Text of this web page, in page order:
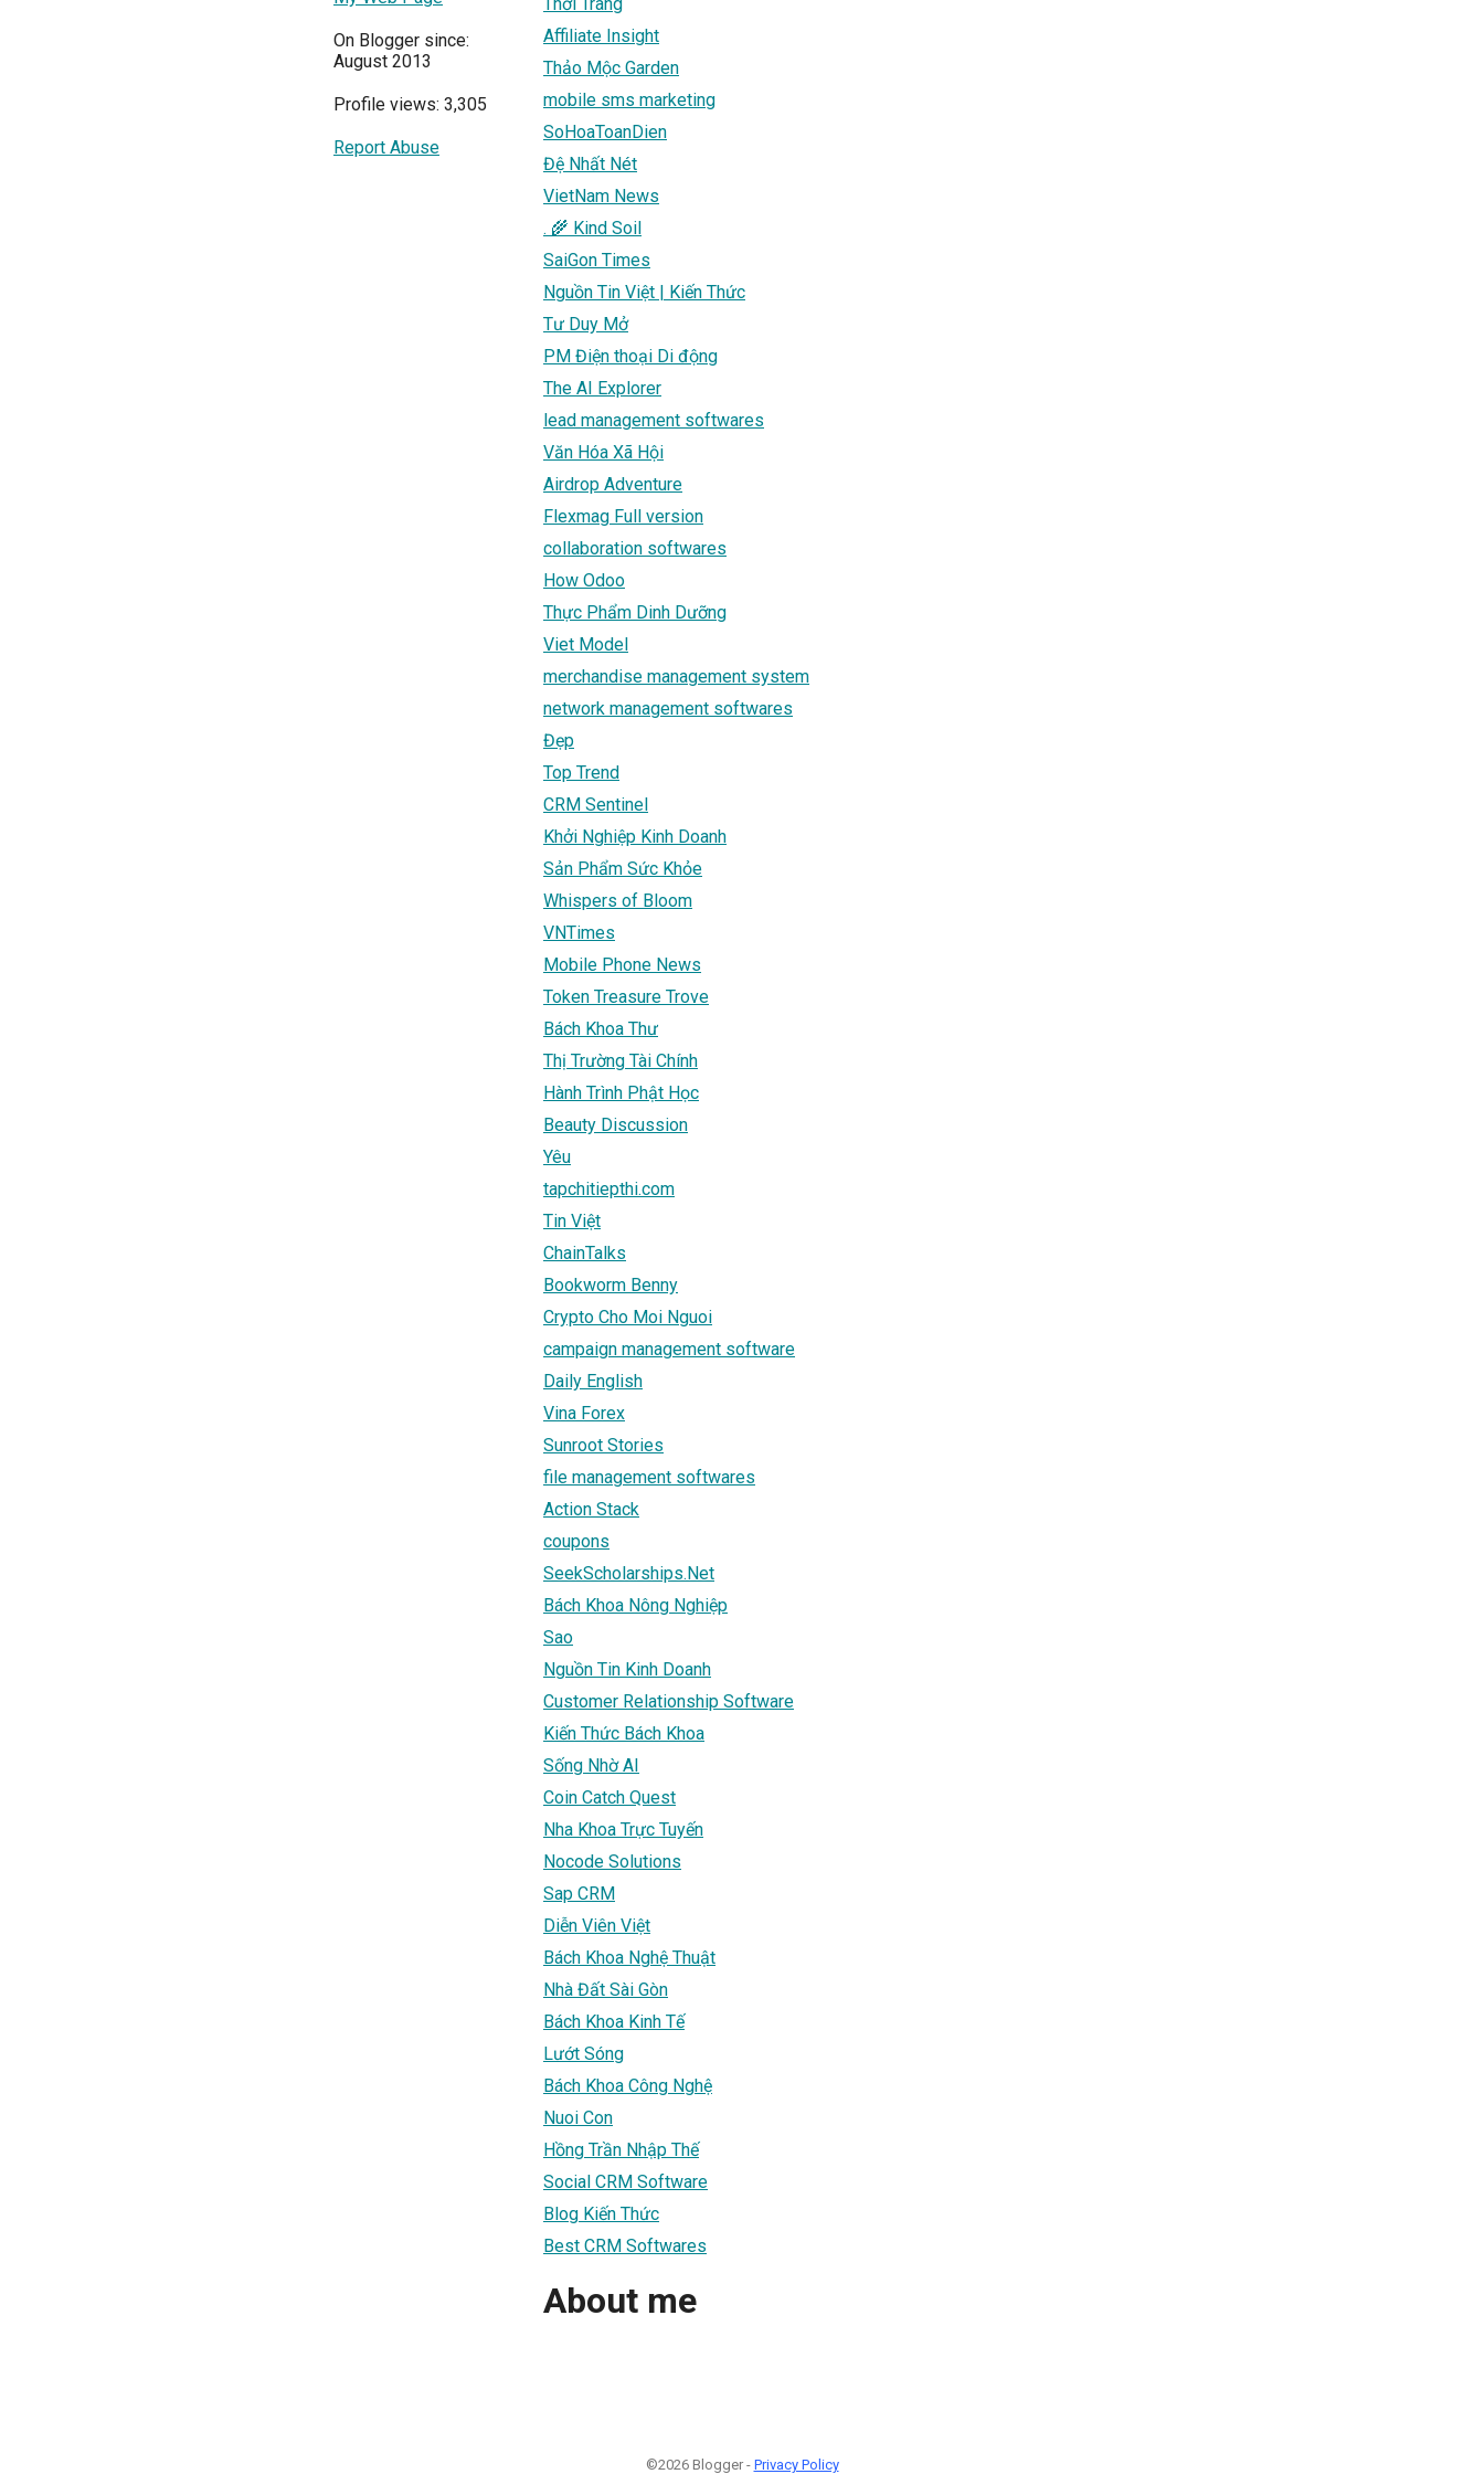
On Blogger since:
August 2013
Profile views: 3,305
Report Abuse
Affiliate Insight
Thảo Mộc Garden
mobile sms marketing
SoHoaToanDien
Đệ Nhất Nét
VietNam News
. 🌾 Kind Soil
SaiGon Times
Nguồn Tin Việt | Kiến Thức
Tư Duy Mở
PM Điện thoại Di động
The AI Explorer
lead management softwares
Văn Hóa Xã Hội
Airdrop Adventure
Flexmag Full version
collaboration softwares
How Odoo
Thực Phẩm Dinh Dưỡng
Viet Model
merchandise management system
network management softwares
Đẹp
Top Trend
CRM Sentinel
Khởi Nghiệp Kinh Doanh
Sản Phẩm Sức Khỏe
Whispers of Bloom
VNTimes
Mobile Phone News
Token Treasure Trove
Bách Khoa Thư
Thị Trường Tài Chính
Hành Trình Phật Học
Beauty Discussion
Yêu
tapchitiepthi.com
Tin Việt
ChainTalks
Bookworm Benny
Crypto Cho Moi Nguoi
campaign management software
Daily English
Vina Forex
Sunroot Stories
file management softwares
Action Stack
coupons
SeekScholarships.Net
Bách Khoa Nông Nghiệp
Sao
Nguồn Tin Kinh Doanh
Customer Relationship Software
Kiến Thức Bách Khoa
Sống Nhờ AI
Coin Catch Quest
Nha Khoa Trực Tuyến
Nocode Solutions
Sap CRM
Diễn Viên Việt
Bách Khoa Nghệ Thuật
Nhà Đất Sài Gòn
Bách Khoa Kinh Tế
Lướt Sóng
Bách Khoa Công Nghệ
Nuoi Con
Hồng Trần Nhập Thế
Social CRM Software
Blog Kiến Thức
Best CRM Softwares
About me
©2026 Blogger - Privacy Policy